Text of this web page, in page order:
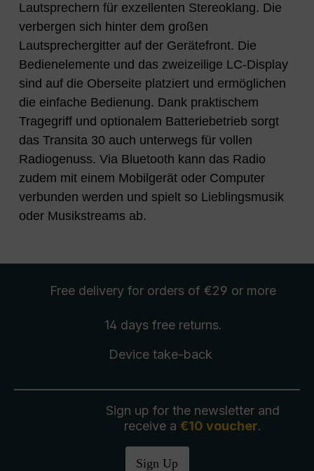
Lautsprechern für exzellenten Stereoklang. Die
verbergen sich hinter dem großen
Lautsprechergitter auf der Gerätefront. Die
Bedienelemente und das zweizeilige LC-Display
sind auf die Oberseite platziert und ermöglichen
die einfache Bedienung. Dank praktischem
Tragegriff und optionalem Batteriebetrieb sorgt
das Transita 30 auch unterwegs für vollen
Radiogenuss. Via Bluetooth kann das Radio
zudem mit einem Mobilgerät oder Computer
verbunden werden und spielt so Lieblingsmusik
oder Musikstreams ab.
Free delivery for orders of €29 or more
14 days free returns.
Device take-back
Sign up for the newsletter and
receive a €10 voucher.
Sign Up